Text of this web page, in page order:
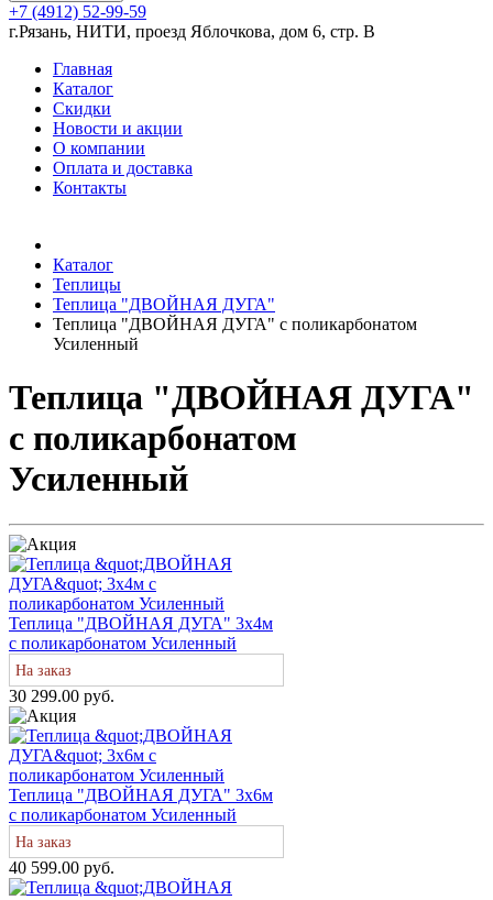
+7 (4912) 52-99-59
г.Рязань, НИТИ, проезд Яблочкова, дом 6, стр. В
Главная
Каталог
Скидки
Новости и акции
О компании
Оплата и доставка
Контакты
Каталог
Теплицы
Теплица "ДВОЙНАЯ ДУГА"
Теплица "ДВОЙНАЯ ДУГА" с поликарбонатом
Усиленный
Теплица "ДВОЙНАЯ ДУГА"
с поликарбонатом
Усиленный
Теплица "ДВОЙНАЯ ДУГА" 3х4м
с поликарбонатом Усиленный
На заказ
30 299.00 руб.
Теплица "ДВОЙНАЯ ДУГА" 3х6м
с поликарбонатом Усиленный
На заказ
40 599.00 руб.